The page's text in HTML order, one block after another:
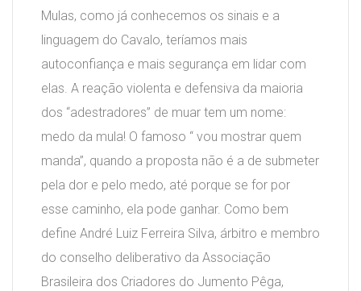
Mulas, como já conhecemos os sinais e a
linguagem do Cavalo, teríamos mais
autoconfiança e mais segurança em lidar com
elas. A reação violenta e defensiva da maioria
dos “adestradores” de muar tem um nome:
medo da mula! O famoso “ vou mostrar quem
manda”, quando a proposta não é a de submeter
pela dor e pelo medo, até porque se for por
esse caminho, ela pode ganhar. Como bem
define André Luiz Ferreira Silva, árbitro e membro
do conselho deliberativo da Associação
Brasileira dos Criadores do Jumento Pêga,